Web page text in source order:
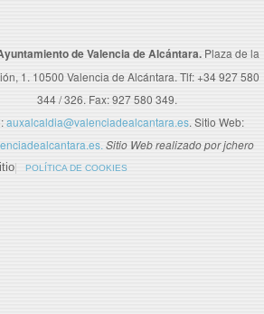
de Valencia de Alcántara. Plaza de la
1. 10500 Valencia de Alcántara. Tlf: +34 927 580
344 / 326. Fax: 927 580 349.
auxalcaldia@valenciadealcantara.es. Sitio Web:
Sitio Web realizado por jchero
POLÍTICA DE COOKIES